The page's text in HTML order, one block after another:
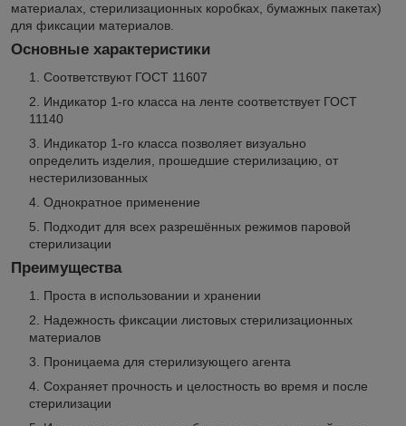
материалах, стерилизационных коробках, бумажных пакетах)
для фиксации материалов.
Основные характеристики
Соответствуют ГОСТ 11607
Индикатор 1-го класса на ленте соответствует ГОСТ
11140
Индикатор 1-го класса позволяет визуально
определить изделия, прошедшие стерилизацию, от
нестерилизованных
Однократное применение
Подходит для всех разрешённых режимов паровой
стерилизации
Преимущества
Проста в использовании и хранении
Надежность фиксации листовых стерилизационных
материалов
Проницаема для стерилизующего агента
Сохраняет прочность и целостность во время и после
стерилизации